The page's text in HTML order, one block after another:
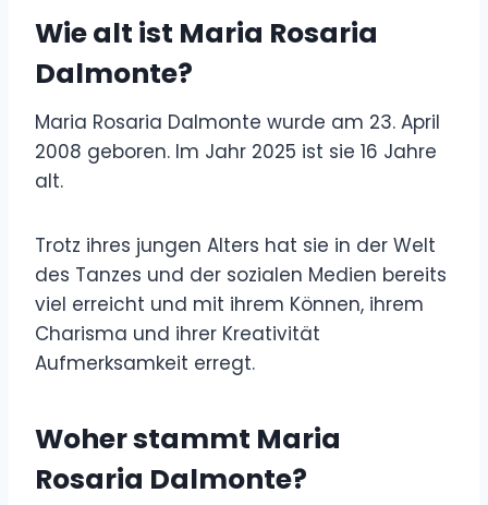
Wie alt ist Maria Rosaria
Dalmonte?
Maria Rosaria Dalmonte wurde am 23. April
2008 geboren. Im Jahr 2025 ist sie 16 Jahre
alt.
Trotz ihres jungen Alters hat sie in der Welt
des Tanzes und der sozialen Medien bereits
viel erreicht und mit ihrem Können, ihrem
Charisma und ihrer Kreativität
Aufmerksamkeit erregt.
Woher stammt Maria
Rosaria Dalmonte?